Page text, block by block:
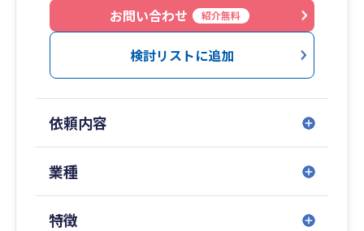
お問い合わせ
紹介無料
検討リストに追加
依頼内容
業種
特徴